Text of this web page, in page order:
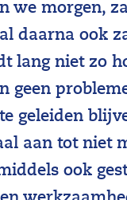
we morgen,
daarna ook
lang niet zo
geen
geleiden
aan tot niet
ook